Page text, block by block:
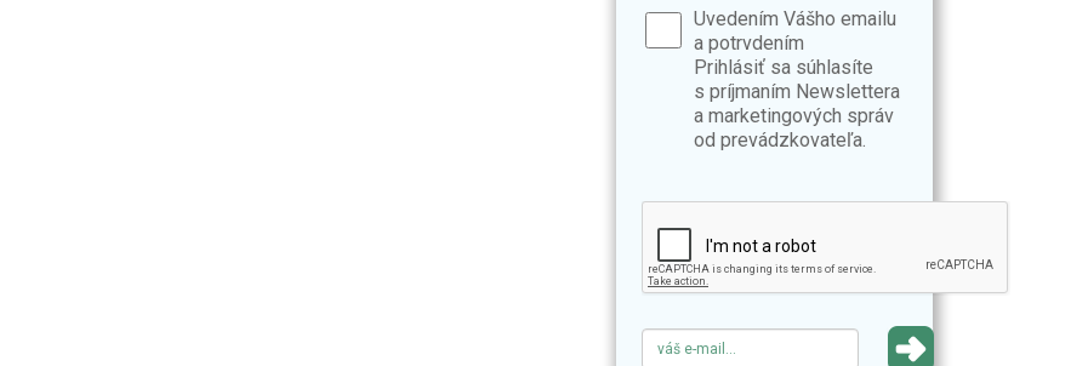
Uvedením Vášho emailu
a potrvdením
Prihlásiť sa súhlasíte
s príjmaním Newslettera
a marketingových správ
od prevádzkovateľa.